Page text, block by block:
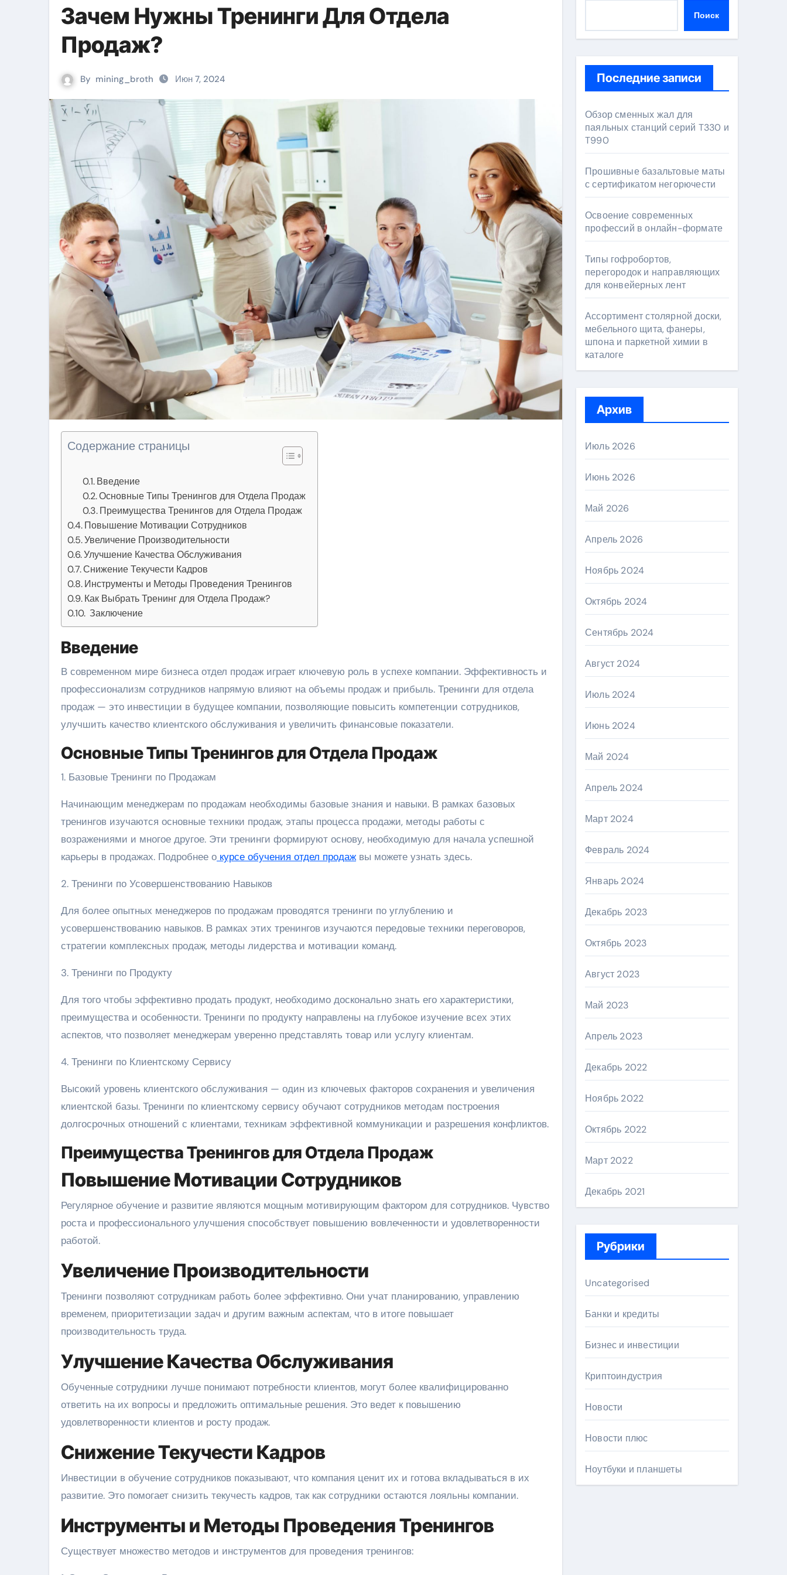
Зачем Нужны Тренинги Для Отдела
Продаж?
By mining_broth Июн 7, 2024
Содержание страницы
Введение
Основные Типы Тренингов для Отдела Продаж
Преимущества Тренингов для Отдела Продаж
Повышение Мотивации Сотрудников
Увеличение Производительности
Улучшение Качества Обслуживания
Снижение Текучести Кадров
Инструменты и Методы Проведения Тренингов
Как Выбрать Тренинг для Отдела Продаж?
Заключение
Введение
В современном мире бизнеса отдел продаж играет ключевую роль в успехе компании. Эффективность и
профессионализм сотрудников напрямую влияют на объемы продаж и прибыль. Тренинги для отдела
продаж — это инвестиции в будущее компании, позволяющие повысить компетенции сотрудников,
улучшить качество клиентского обслуживания и увеличить финансовые показатели.
Основные Типы Тренингов для Отдела Продаж
1. Базовые Тренинги по Продажам
Начинающим менеджерам по продажам необходимы базовые знания и навыки. В рамках базовых
тренингов изучаются основные техники продаж, этапы процесса продажи, методы работы с
возражениями и многое другое. Эти тренинги формируют основу, необходимую для начала успешной
карьеры в продажах. Подробнее о курсе обучения отдел продаж вы можете узнать здесь.
2. Тренинги по Усовершенствованию Навыков
Для более опытных менеджеров по продажам проводятся тренинги по углублению и
усовершенствованию навыков. В рамках этих тренингов изучаются передовые техники переговоров,
стратегии комплексных продаж, методы лидерства и мотивации команд.
3. Тренинги по Продукту
Для того чтобы эффективно продать продукт, необходимо досконально знать его характеристики,
преимущества и особенности. Тренинги по продукту направлены на глубокое изучение всех этих
аспектов, что позволяет менеджерам уверенно представлять товар или услугу клиентам.
4. Тренинги по Клиентскому Сервису
Высокий уровень клиентского обслуживания — один из ключевых факторов сохранения и увеличения
клиентской базы. Тренинги по клиентскому сервису обучают сотрудников методам построения
долгосрочных отношений с клиентами, техникам эффективной коммуникации и разрешения конфликтов.
Преимущества Тренингов для Отдела Продаж
Повышение Мотивации Сотрудников
Регулярное обучение и развитие являются мощным мотивирующим фактором для сотрудников. Чувство
роста и профессионального улучшения способствует повышению вовлеченности и удовлетворенности
работой.
Увеличение Производительности
Тренинги позволяют сотрудникам работь более эффективно. Они учат планированию, управлению
временем, приоритетизации задач и другим важным аспектам, что в итоге повышает
производительность труда.
Улучшение Качества Обслуживания
Обученные сотрудники лучше понимают потребности клиентов, могут более квалифицированно
ответить на их вопросы и предложить оптимальные решения. Это ведет к повышению
удовлетворенности клиентов и росту продаж.
Снижение Текучести Кадров
Инвестиции в обучение сотрудников показывают, что компания ценит их и готова вкладываться в их
развитие. Это помогает снизить текучесть кадров, так как сотрудники остаются лояльны компании.
Инструменты и Методы Проведения Тренингов
Существует множество методов и инструментов для проведения тренингов:
Поиск
Последние записи
Обзор сменных жал для
паяльных станций серий T330 и
T990
Прошивные базальтовые маты
с сертификатом негорючести
Освоение современных
профессий в онлайн-формате
Типы гофробортов,
перегородок и направляющих
для конвейерных лент
Ассортимент столярной доски,
мебельного щита, фанеры,
шпона и паркетной химии в
каталоге
Архив
Июль 2026
Июнь 2026
Май 2026
Апрель 2026
Ноябрь 2024
Октябрь 2024
Сентябрь 2024
Август 2024
Июль 2024
Июнь 2024
Май 2024
Апрель 2024
Март 2024
Февраль 2024
Январь 2024
Декабрь 2023
Октябрь 2023
Август 2023
Май 2023
Апрель 2023
Декабрь 2022
Ноябрь 2022
Октябрь 2022
Март 2022
Декабрь 2021
Рубрики
Uncategorised
Банки и кредиты
Бизнес и инвестиции
Криптоиндустрия
Новости
Новости плюс
Ноутбуки и планшеты